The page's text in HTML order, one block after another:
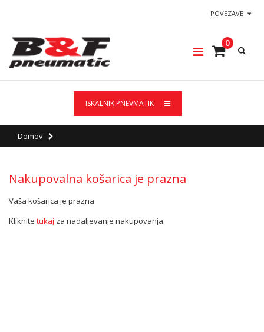
POVEZAVE
0
ISKALNIK PNEVMATIK
Domov
Nakupovalna košarica je prazna
Vaša košarica je prazna
Kliknite tukaj za nadaljevanje nakupovanja.